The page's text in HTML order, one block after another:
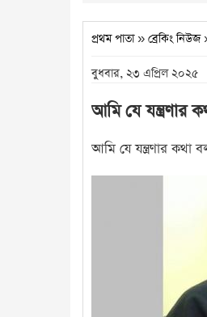
প্রথম পাতা» ব্রেকিং নিউজ
বুধবার, ২৩ এপ্রিল ২০২৫
আমি যে যন্ত্রণার
আমি যে যন্ত্রণার কথা